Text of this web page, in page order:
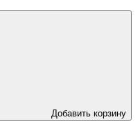
Добавить корзину